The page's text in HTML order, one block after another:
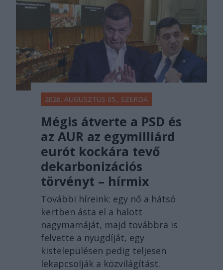
2026. AUGUSZTUS 05., SZERDA
Mégis átverte a PSD és
az AUR az egymilliárd
eurót kockára tevő
dekarbonizációs
törvényt – hírmix
További híreink: egy nő a hátsó
kertben ásta el a halott
nagymamáját, majd továbbra is
felvette a nyugdíját, egy
kistelepülésen pedig teljesen
lekapcsolják a közvilágítást.